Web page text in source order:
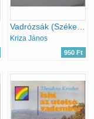
Vadrózsák (Székely népköltési gyűjtemény)
Kriza János
950 Ft